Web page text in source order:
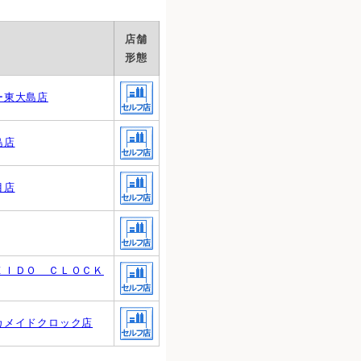
店舗
形態
東大島店
店
店
ＩＤＯ ＣＬＯＣＫ
イドクロック店